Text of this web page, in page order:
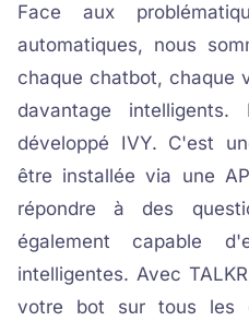
Face aux
automatiques, nous
chaque chatbot, chaque
davantage
développé IVY. C'est
être installée via une
répondre à des
également capable
intelligentes. Avec
votre bot sur tous les